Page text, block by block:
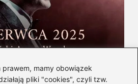
mamy obowiązek
pliki "cookies", czyli tzw.
i bilety